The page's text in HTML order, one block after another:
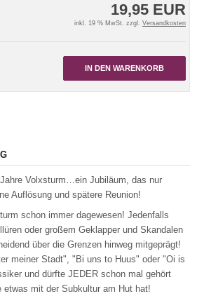
19,95 EUR
inkl. 19 % MwSt. zzgl. Versandkosten
IN DEN WARENKORB
Volxsturm…ein Jubiläum, das nur
Auflösung und spätere Reunion!
schon immer dagewesen! Jedenfalls
oder großem Geklapper und Skandalen
über die Grenzen hinweg mitgeprägt!
meiner Stadt", "Bi uns to Huus" oder "Oi is
und dürfte JEDER schon mal gehört
etwas mit der Subkultur am Hut hat!